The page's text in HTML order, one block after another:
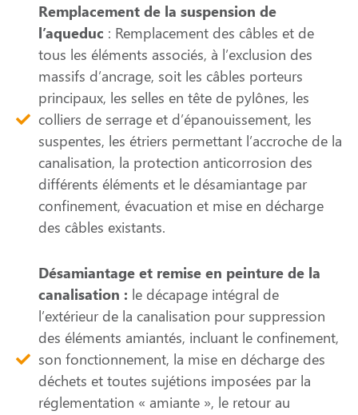
Remplacement de la suspension de
l’aqueduc : Remplacement des câbles et de
tous les éléments associés, à l’exclusion des
massifs d’ancrage, soit les câbles porteurs
principaux, les selles en tête de pylônes, les
colliers de serrage et d’épanouissement, les
suspentes, les étriers permettant l’accroche de la
canalisation, la protection anticorrosion des
différents éléments et le désamiantage par
confinement, évacuation et mise en décharge
des câbles existants.
Désamiantage et remise en peinture de la
canalisation : le décapage intégral de
l’extérieur de la canalisation pour suppression
des éléments amiantés, incluant le confinement,
son fonctionnement, la mise en décharge des
déchets et toutes sujétions imposées par la
réglementation « amiante », le retour au